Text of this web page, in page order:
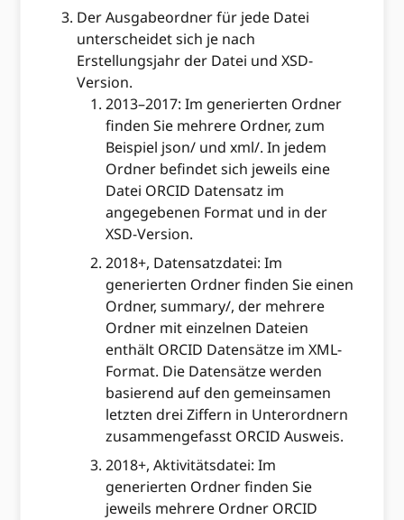
Der Ausgabeordner für jede Datei
unterscheidet sich je nach
Erstellungsjahr der Datei und XSD-
Version.
2013–2017: Im generierten Ordner
finden Sie mehrere Ordner, zum
Beispiel json/ und xml/. In jedem
Ordner befindet sich jeweils eine
Datei ORCID Datensatz im
angegebenen Format und in der
XSD-Version.
2018+, Datensatzdatei: Im
generierten Ordner finden Sie einen
Ordner, summary/, der mehrere
Ordner mit einzelnen Dateien
enthält ORCID Datensätze im XML-
Format. Die Datensätze werden
basierend auf den gemeinsamen
letzten drei Ziffern in Unterordnern
zusammengefasst ORCID Ausweis.
2018+, Aktivitätsdatei: Im
generierten Ordner finden Sie
jeweils mehrere Ordner ORCID